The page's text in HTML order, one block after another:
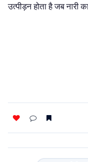
उत्पीड़न होता है जब नारी